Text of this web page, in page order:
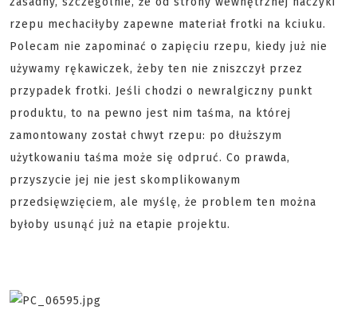
rzepu mechaciłyby zapewne materiał frotki na kciuku.
Polecam nie zapominać o zapięciu rzepu, kiedy już nie
używamy rękawiczek, żeby ten nie zniszczył przez
przypadek frotki. Jeśli chodzi o newralgiczny punkt
produktu, to na pewno jest nim taśma, na której
zamontowany został chwyt rzepu: po dłuższym
użytkowaniu taśma może się odpruć. Co prawda,
przyszycie jej nie jest skomplikowanym
przedsięwzięciem, ale myślę, że problem ten można
byłoby usunąć już na etapie projektu.